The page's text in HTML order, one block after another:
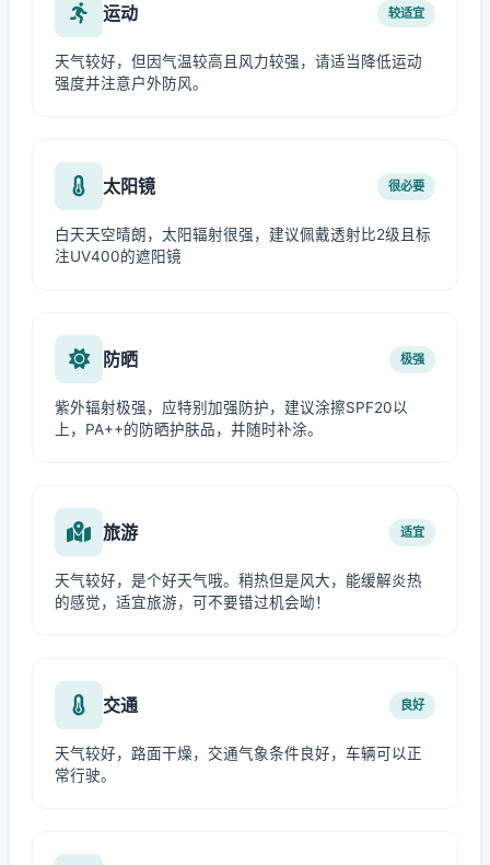
运动 较适宜
天气较好，但因气温较高且风力较强，请适当降低运动
强度并注意户外防风。
太阳镜 很必要
白天天空晴朗，太阳辐射很强，建议佩戴透射比2级且标
注UV400的遮阳镜
防晒 极强
紫外辐射极强，应特别加强防护，建议涂擦SPF20以
上，PA++的防晒护肤品，并随时补涂。
旅游 适宜
天气较好，是个好天气哦。稍热但是风大，能缓解炎热
的感觉，适宜旅游，可不要错过机会呦！
交通 良好
天气较好，路面干燥，交通气象条件良好，车辆可以正
常行驶。